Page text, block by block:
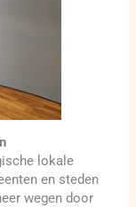
lokale
en steden
wegen door